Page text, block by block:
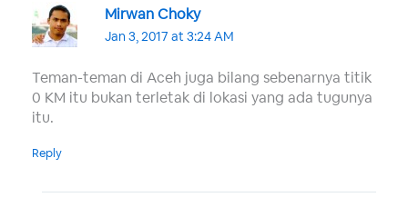
Mirwan Choky
Jan 3, 2017 at 3:24 AM
Teman-teman di Aceh juga bilang sebenarnya titik
0 KM itu bukan terletak di lokasi yang ada tugunya
itu.
Reply